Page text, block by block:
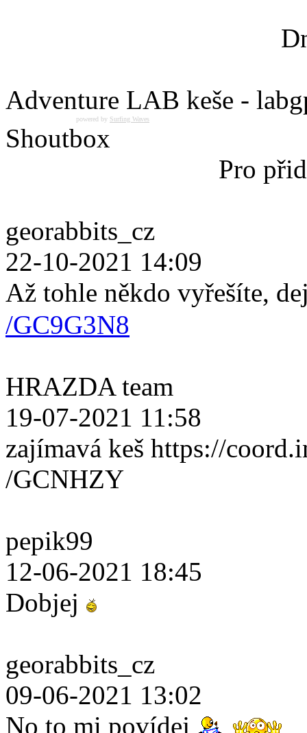
Adventure LAB keše -
powered by Surfing Waves
Shoutbox
Pro
georabbits_cz
22-10-2021 14:09
Až tohle někdo vyřešíte,
/GC9G3N8
HRAZDA team
19-07-2021 11:58
zajímavá keš https://
/GCNHZY
pepik99
12-06-2021 18:45
Dobjej
georabbits_cz
09-06-2021 13:02
No to mi povídej